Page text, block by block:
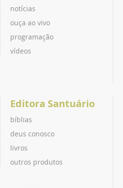
notícias
ouça ao vivo
programação
vídeos
Editora Santuário
bíblias
deus conosco
livros
outros produtos